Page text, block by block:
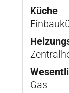
Küche
Gas